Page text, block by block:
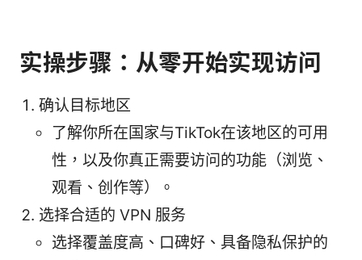
实操步骤：从零开始实现访问
确认目标地区
了解你所在国家与TikTok在该地区的可用
性，以及你真正需要访问的功能（浏览、
观看、创作等）。
选择合适的 VPN 服务
选择覆盖度高、口碑好、具备隐私保护的